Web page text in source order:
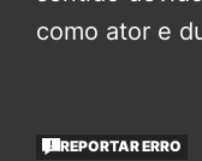
como ator e
REPORTAR ERRO